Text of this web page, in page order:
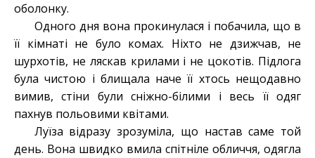
оболонку.
Одного дня вона прокинулася і побачила, що в
її кімнаті не було комах. Ніхто не дзижчав, не
шурхотів, не ляскав крилами і не цокотів. Підлога
була чистою і блищала наче її хтось нещодавно
вимив, стіни були сніжно-білими і весь її одяг
пахнув польовими квітами.
Луїза відразу зрозуміла, що настав саме той
день. Вона швидко вмила спітніле обличчя, одягла